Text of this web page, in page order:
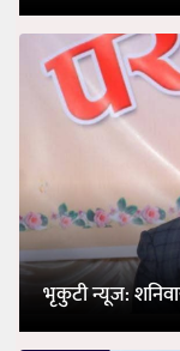
भृकुटी न्यूज: